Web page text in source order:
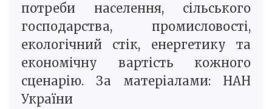
потреби населення, сільського
господарства, промисловості,
екологічний стік, енергетику та
економічну вартість кожного
сценарію. За матеріалами: НАН
України